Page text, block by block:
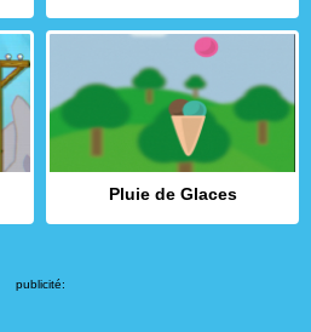
Pluie de Glaces
publicité: